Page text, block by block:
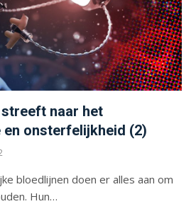
naar het
onsterfelijkheid (2)
bloedlijnen doen er alles aan om
Hun…